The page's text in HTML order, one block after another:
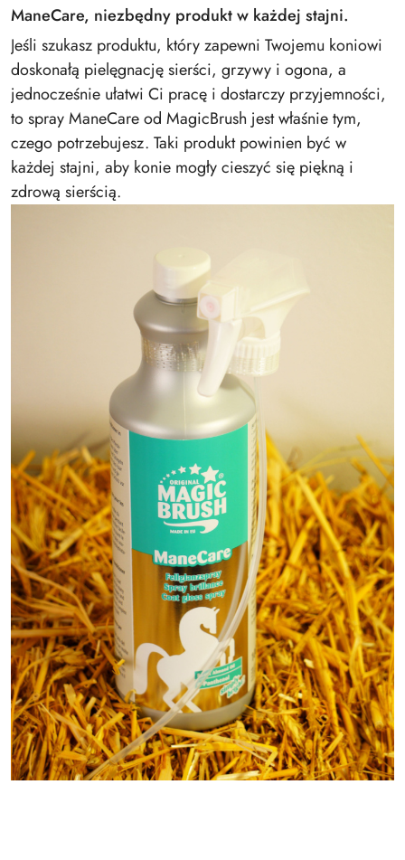
ManeCare, niezbędny produkt w każdej stajni.
Jeśli szukasz produktu, który zapewni Twojemu koniowi
doskonałą pielęgnację sierści, grzywy i ogona, a
jednocześnie ułatwi Ci pracę i dostarczy przyjemności,
to spray ManeCare od MagicBrush jest właśnie tym,
czego potrzebujesz. Taki produkt powinien być w
każdej stajni, aby konie mogły cieszyć się piękną i
zdrową sierścią.